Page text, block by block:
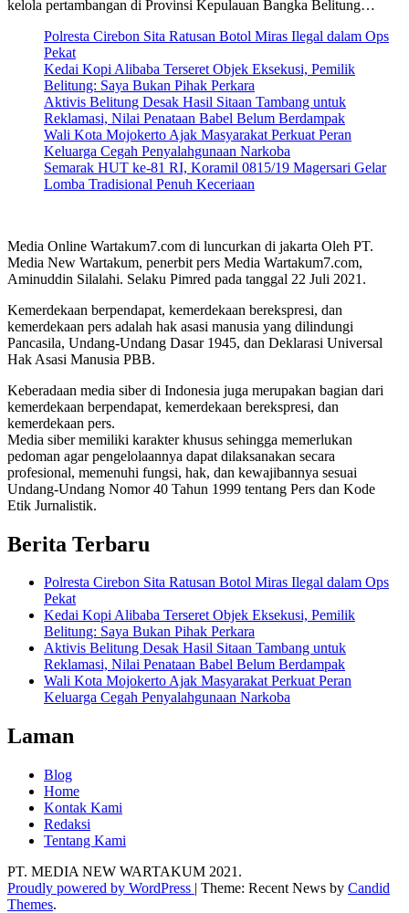
kelola pertambangan di Provinsi Kepulauan Bangka Belitung…
Polresta Cirebon Sita Ratusan Botol Miras Ilegal dalam Ops
Pekat
Kedai Kopi Alibaba Terseret Objek Eksekusi, Pemilik
Belitung: Saya Bukan Pihak Perkara
Aktivis Belitung Desak Hasil Sitaan Tambang untuk
Reklamasi, Nilai Penataan Babel Belum Berdampak
Wali Kota Mojokerto Ajak Masyarakat Perkuat Peran
Keluarga Cegah Penyalahgunaan Narkoba
Semarak HUT ke-81 RI, Koramil 0815/19 Magersari Gelar
Lomba Tradisional Penuh Keceriaan
Media Online Wartakum7.com di luncurkan di jakarta Oleh PT.
Media New Wartakum, penerbit pers Media Wartakum7.com,
Aminuddin Silalahi. Selaku Pimred pada tanggal 22 Juli 2021.
Kemerdekaan berpendapat, kemerdekaan berekspresi, dan
kemerdekaan pers adalah hak asasi manusia yang dilindungi
Pancasila, Undang-Undang Dasar 1945, dan Deklarasi Universal
Hak Asasi Manusia PBB.
Keberadaan media siber di Indonesia juga merupakan bagian dari
kemerdekaan berpendapat, kemerdekaan berekspresi, dan
kemerdekaan pers.
Media siber memiliki karakter khusus sehingga memerlukan
pedoman agar pengelolaannya dapat dilaksanakan secara
profesional, memenuhi fungsi, hak, dan kewajibannya sesuai
Undang-Undang Nomor 40 Tahun 1999 tentang Pers dan Kode
Etik Jurnalistik.
Berita Terbaru
Polresta Cirebon Sita Ratusan Botol Miras Ilegal dalam Ops
Pekat
Kedai Kopi Alibaba Terseret Objek Eksekusi, Pemilik
Belitung: Saya Bukan Pihak Perkara
Aktivis Belitung Desak Hasil Sitaan Tambang untuk
Reklamasi, Nilai Penataan Babel Belum Berdampak
Wali Kota Mojokerto Ajak Masyarakat Perkuat Peran
Keluarga Cegah Penyalahgunaan Narkoba
Laman
Blog
Home
Kontak Kami
Redaksi
Tentang Kami
PT. MEDIA NEW WARTAKUM 2021.
Proudly powered by WordPress | Theme: Recent News by Candid
Themes.